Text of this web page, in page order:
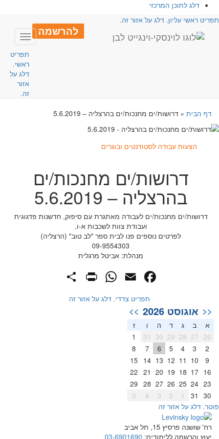
דלג לתוכן המרכזי
ראשי עליון. דלג על אזור זה.
להרשמה
Toggle
תפריט
ראשי.
דלג על
אזור
זה.
דף הבית» דרושות/ים מחנכות/ים בהרצליה – 5.6.2019
הצעות עבודה לסטודנטים ובוגרים
דרושות/ים מחנכות/ים
בהרצליה – 5.6.2019
דרושות/ים מחנכות/ים לעבודה מאתגרת עם סיפוק, חדשנות פדגוגית
ועבודת צוות לשכבות א-ו.
לפרטים נוספים פנו לבית ספר "לב טוב" (הרצליה)
09-9554303
מנהלת: אביטל מרגלית
Facebook
Email
WhatsApp
תפריט צדדי. דלג על אזור זה
<< אוגוסט 2026 >>
א ב ג ד ה
ז
26
27
28
29
30
31
2
3
4
5
6
7
8
9
10
11
12
13
14
15
16
17
18
19
20
21
22
23
24
25
26
27
28
29
30
31
2
3
4
5
דלג על אזור זה
רח' שושנה פרסיץ 15, תל אביב
יעוץ והרשמה ללימודים: 03-6901690